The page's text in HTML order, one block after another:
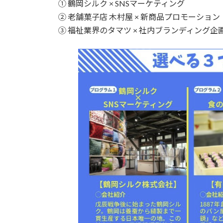
① 鶴岡シルク × SNSマーケティング
② 老舗菓子店 木村屋 × 新商品プロモーション
③ 福祉業界のタマツ × 社内ブランディング企